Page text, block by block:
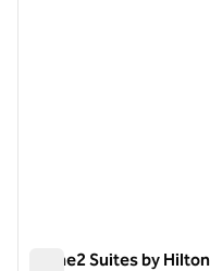
Home2 Suites by